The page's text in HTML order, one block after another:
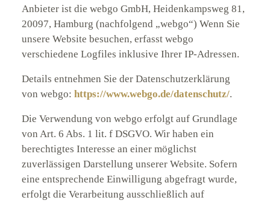
Anbieter ist die webgo GmbH, Heidenkampsweg 81,
20097, Hamburg (nachfolgend „webgo“) Wenn Sie
unsere Website besuchen, erfasst webgo
verschiedene Logfiles inklusive Ihrer IP-Adressen.
Details entnehmen Sie der Datenschutzerklärung
von webgo: https://www.webgo.de/datenschutz/.
Die Verwendung von webgo erfolgt auf Grundlage
von Art. 6 Abs. 1 lit. f DSGVO. Wir haben ein
berechtigtes Interesse an einer möglichst
zuverlässigen Darstellung unserer Website. Sofern
eine entsprechende Einwilligung abgefragt wurde,
erfolgt die Verarbeitung ausschließlich auf